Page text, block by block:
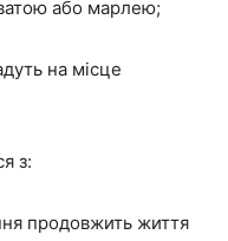
або марлею;
на місце
з:
продовжить життя